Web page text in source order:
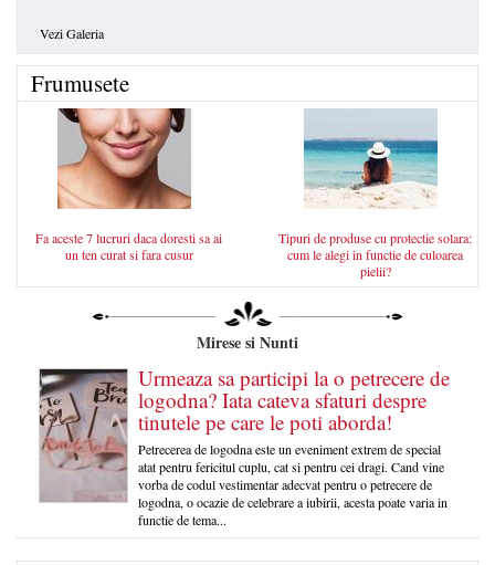
Vezi Galeria
Frumusete
Fa aceste 7 lucruri daca doresti sa ai
un ten curat si fara cusur
Tipuri de produse cu protectie solara:
cum le alegi in functie de culoarea
pielii?
Mirese si Nunti
Urmeaza sa participi la o petrecere de
logodna? Iata cateva sfaturi despre
tinutele pe care le poti aborda!
Petrecerea de logodna este un eveniment extrem de special
atat pentru fericitul cuplu, cat si pentru cei dragi. Cand vine
vorba de codul vestimentar adecvat pentru o petrecere de
logodna, o ocazie de celebrare a iubirii, acesta poate varia in
functie de tema...